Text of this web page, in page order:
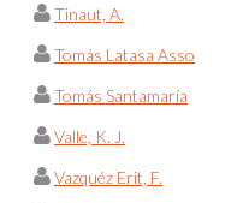
Tinaut, A.
Tomás Latasa Asso
Tomás Santamaría
Valle, K. J.
Vazquéz Erit, F.